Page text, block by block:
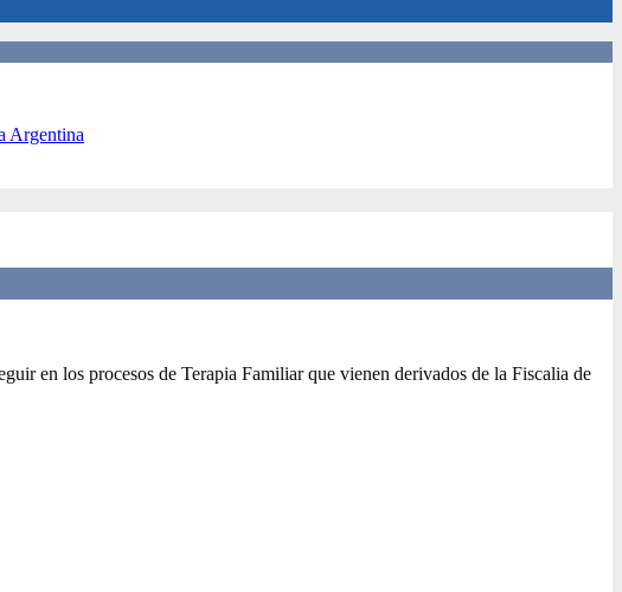
Argentina
en los procesos de Terapia Familiar que vienen derivados de la Fiscalia de